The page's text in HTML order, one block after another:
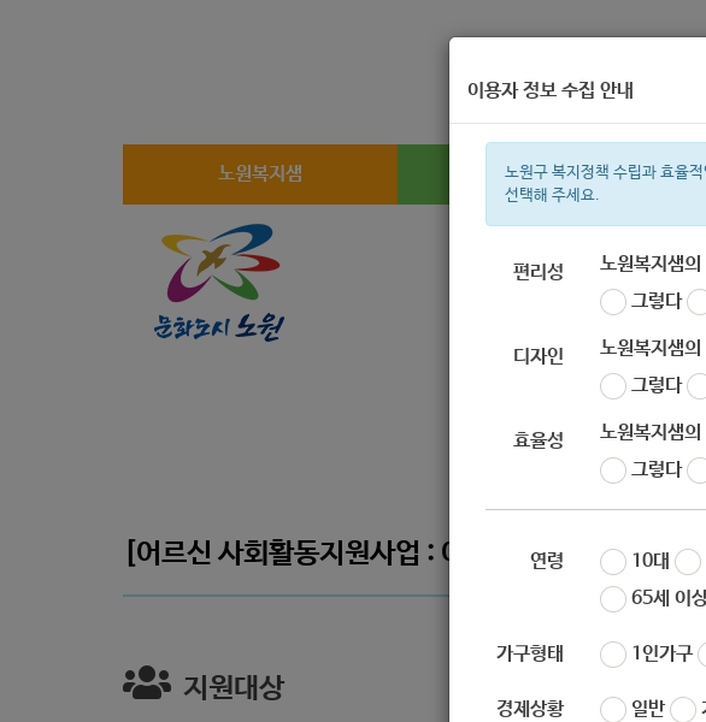
노원복지샘 복지정보
복지관 지원금
이용자 정보 수집 안내
노원구 복지정책 수립과 효율
선택해 주세요.
편리성
노원복지샘
그렇다
디자인
노원복지샘
그렇다
효율성
노원복지샘
그렇다
연령 10대
65세 이
가구형태 1인가구
경제상황 일반
[어르신 사회활동지원사업 : 어르신 일자리 및 사회
지원대상